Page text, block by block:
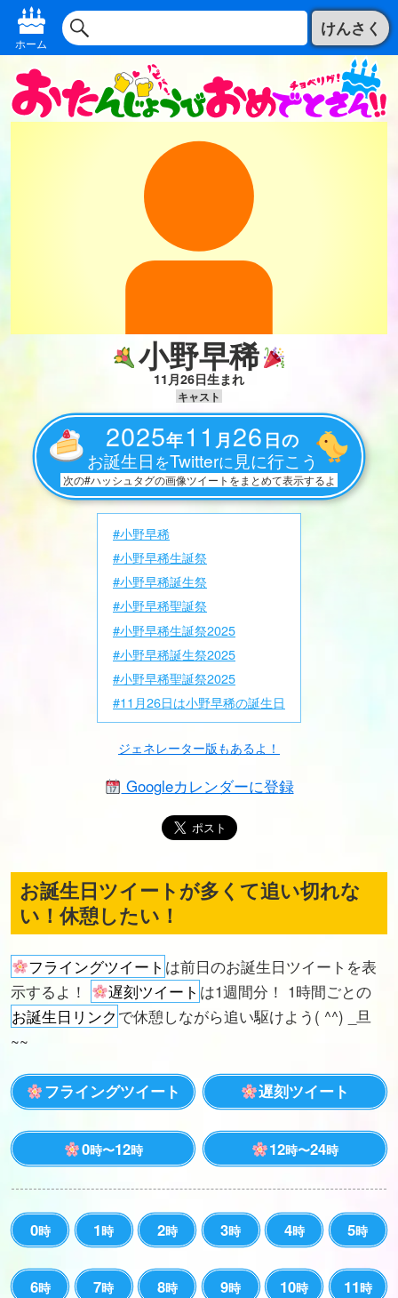
ホーム
けんさく
小野早稀
11月26日生まれ
キャスト
2025年11 月26 日の
お誕生日 をTwitterに 見に行こう
次の#ハッシュタグの画像ツイートをまとめて表示するよ
#小野早稀
#小野早稀生誕祭
#小野早稀誕生祭
#小野早稀聖誕祭
#小野早稀生誕祭2025
#小野早稀誕生祭2025
#小野早稀聖誕祭2025
#11月26日は小野早稀の誕生日
ジェネレーター版もあるよ！
Googleカレンダーに登録
お誕生日ツイートが多くて追い切れな
い！休憩したい！
フライングツイート は前日のお誕生日ツイートを表
示するよ！
遅刻ツイート は1週間分！ 1時間ごとの
お誕生日リンク で休憩しながら追い駆けよう( ^^) _旦
~~
フライングツイート 遅刻ツイート
0時〜12時 12時〜24時
0時 1時 2時 3時 4時 5時
6時 7時 8時 9時 10時 11時